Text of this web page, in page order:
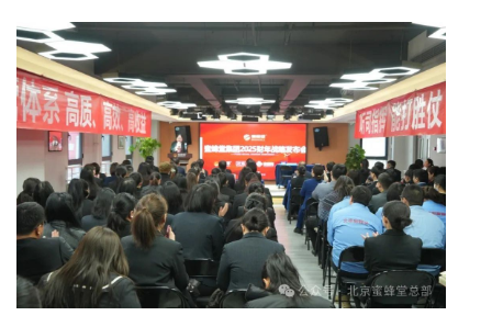
sistema, marco de etiquetas, futuro impulsado
por Bee». La conferencia tuvo como objetivo
definir la dirección estratégica para 2026,
fortalecer las bases operativas y construir un
consenso entre todos los empleados y socios.
Equipos de la oficina central, distribuidores
destacados y socios clave se reunieron para
debatir estrategias de desarrollo y co-crear el
plan anual de crecimiento.